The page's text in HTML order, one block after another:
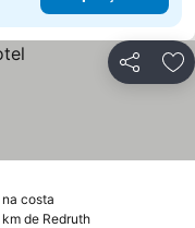
Partilhar
costa
de Redruth